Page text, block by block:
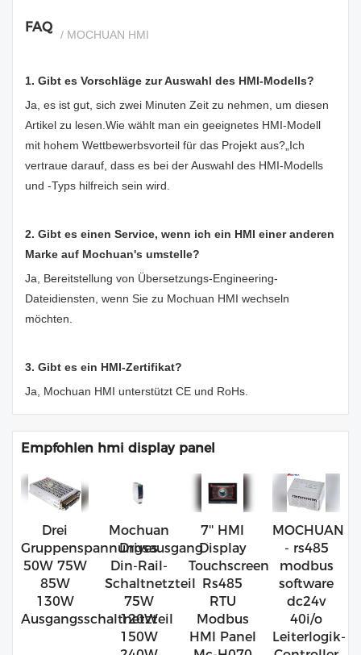
FAQ / MOCHUAN HMI
1. Gibt es Vorschläge zur Auswahl des HMI-Modells?
Ja, es ist gut, sich zwei Minuten Zeit zu nehmen, um diesen
Artikel zu lesen.Wie wählt man ein geeignetes HMI-Modell
mit hohem Wettbewerbsvorteil für das Projekt aus?„Ich
vertraue darauf, dass es bei der Auswahl des HMI-Modells
und -Typs hilfreich sein wird.
2. Gibt es einen Service, wenn ich ein HMI einer anderen
Marke auf Mochuan's umstelle?
Ja, Bereitstellung von Übersetzungs-Engineering-
Dateidiensten, wenn Sie zu Mochuan HMI wechseln
möchten.
3. Gibt es ein HMI-Zertifikat?
Ja, Mochuan HMI unterstützt CE und RoHs.
Empfohlen hmi display panel
Drei
Gruppenspannungsausgang
50W 75W
85W
130W
Ausgangsschaltnetzteil
Mochuan
Drives
Din-Rail-
Schaltnetzteil
75W
120W
150W
7'' HMI
Display
Touchscreen
Rs485
RTU
Modbus
HMI Panel
MOCHUAN
- rs485
modbus
software
dc24v
40i/o
Leiterlogik-